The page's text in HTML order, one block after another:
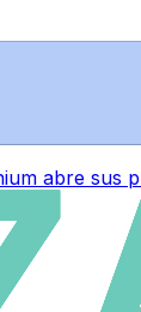
abre sus